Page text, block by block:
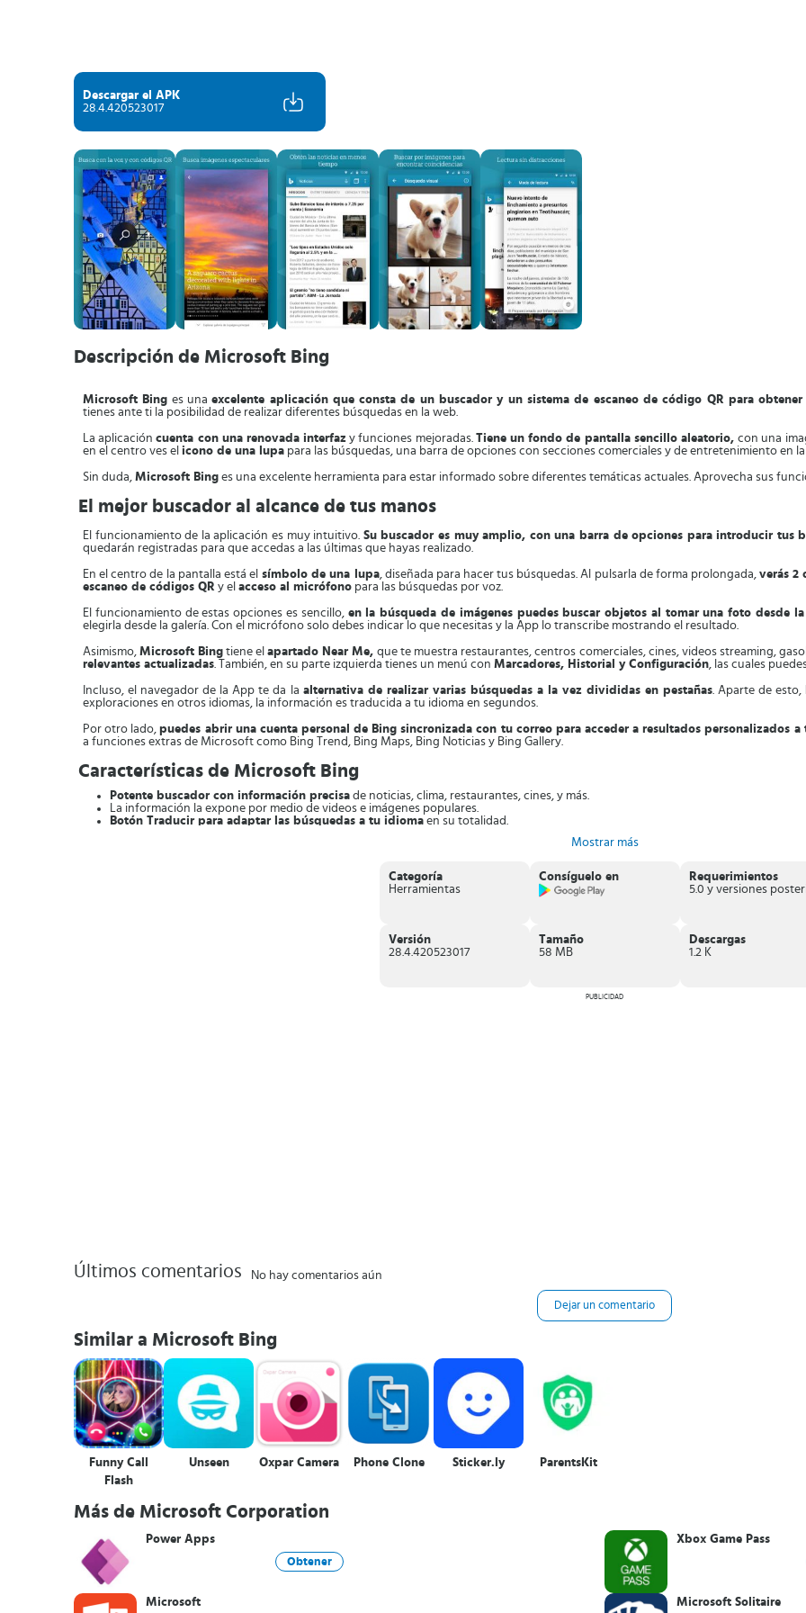
Descargar el APK
28.4.420523017
Descripción de Microsoft Bing
Microsoft Bing es unaexcelente aplicación que consta de un buscador y un sistema de escaneo de código QR para
tienes ante ti la posibilidad de realizar diferentes búsquedas en la web.
La aplicacióncuenta con una renovada interfaz y funciones mejoradas. Tiene un fondo de pantalla sencillo aleatorio,con una
en el centro ves el icono de una lupa para las búsquedas, una barra de opciones con secciones comerciales y de entretenimiento en
Sin duda, Microsoft Bing es una excelente herramienta para estar informado sobre diferentes temáticas actuales. Aprovecha sus
El mejor buscador al alcance de tus manos
El funcionamiento de la aplicación es muy intuitivo. Su buscador es muy amplio, con una barra de opciones para introducir tus
quedarán registradas para que accedas a las últimas que hayas realizado.
En el centro de la pantalla está el símbolo de una lupa, diseñada para hacer tus búsquedas. Al pulsarla de forma prolongada,verás 2
escaneo de códigos QR y el acceso al micrófono para las búsquedas por voz.
El funcionamiento de estas opciones es sencillo, en la búsqueda de imágenes puedes buscar objetos al tomar una foto desde
elegirla desde la galería. Con el micrófono solo debes indicar lo que necesitas y la App lo transcribe mostrando el resultado.
Asimismo,Microsoft Bing tiene elapartado Near Me,que te muestra restaurantes, centros comerciales, cines, videos streaming,
relevantes actualizadas. También, en su parte izquierda tienes un menú con Marcadores, Historial y Configuración, las cuales
Incluso, el navegador de la App te da la alternativa de realizar varias búsquedas a la vez divididas en pestañas. Aparte de esto,
exploraciones en otros idiomas, la información es traducida a tu idioma en segundos.
Por otro lado,puedes abrir una cuenta personal de Bing sincronizada con tu correo para acceder a resultados personalizados a
a funciones extras de Microsoft como Bing Trend, Bing Maps, Bing Noticias y Bing Gallery.
Características de Microsoft Bing
Potente buscador con información precisa de noticias, clima, restaurantes, cines, y más.
La información la expone por medio de videos e imágenes populares.
Botón Traducir para adaptar las búsquedas a tu idioma en su totalidad.
lindas imágenes a diario que cambian aleatoriamente
descargar diferentes fondos de pantallas
Mostrar más
Categoría
Herramientas
Consíguelo en
Requerimientos
Versión
28.4.420523017
Tamaño
58 MB
Descargas
1.2 K
PUBLICIDAD
Últimos comentarios No hay comentarios aún
Dejar un comentario
Similar a Microsoft Bing
Funny Call
Flash
Unseen Oxpar Camera Phone Clone Sticker.ly ParentsKit
Más de Microsoft Corporation
Power Apps
Obtener
Microsoft
Xbox Game Pass
Microsoft Solitaire